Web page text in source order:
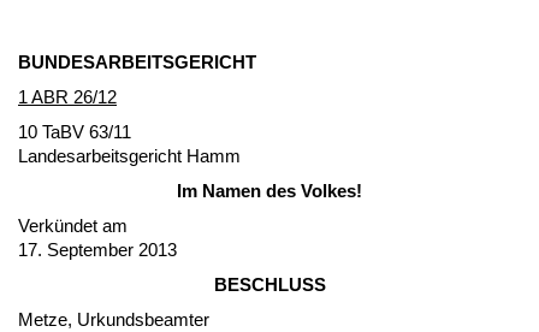
BUN­DES­AR­BEITS­GERICHT
1 ABR 26/12
10 TaBV 63/11
Lan­des­ar­beits­ge­richt Hamm
Im Na­men des Vol­kes!
Verkündet am
17. Sep­tem­ber 2013
BESCHLUSS
Met­ze, Ur­kunds­be­am­ter